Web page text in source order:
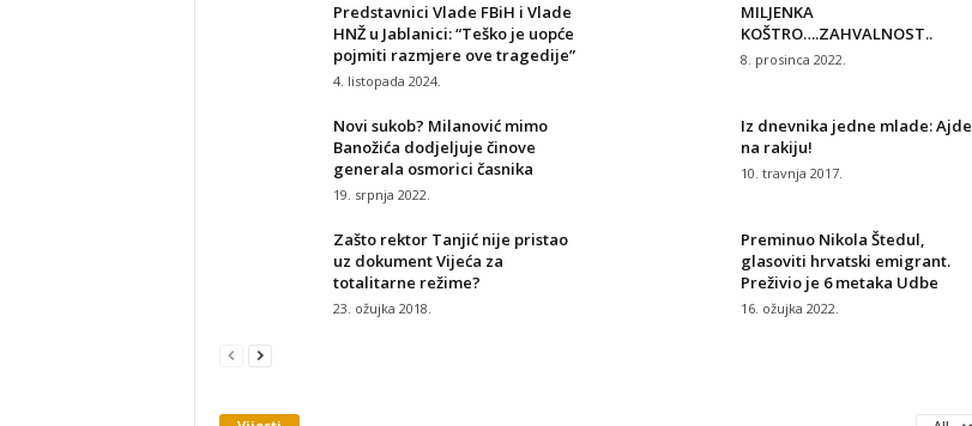
Predstavnici Vlade FBiH i Vlade
HNŽ u Jablanici: “Teško je uopće
pojmiti razmjere ove tragedije”
4. listopada 2024.
MILJENKA
KOŠTRO….ZAHVALNOST..
8. prosinca 2022.
Novi sukob? Milanović mimo
Banožića dodjeljuje činove
generala osmorici časnika
19. srpnja 2022.
Iz dnevnika jedne mlade: Ajde
na rakiju!
10. travnja 2017.
Zašto rektor Tanjić nije pristao
uz dokument Vijeća za
totalitarne režime?
23. ožujka 2018.
Preminuo Nikola Štedul,
glasoviti hrvatski emigrant.
Preživio je 6 metaka Udbe
16. ožujka 2022.